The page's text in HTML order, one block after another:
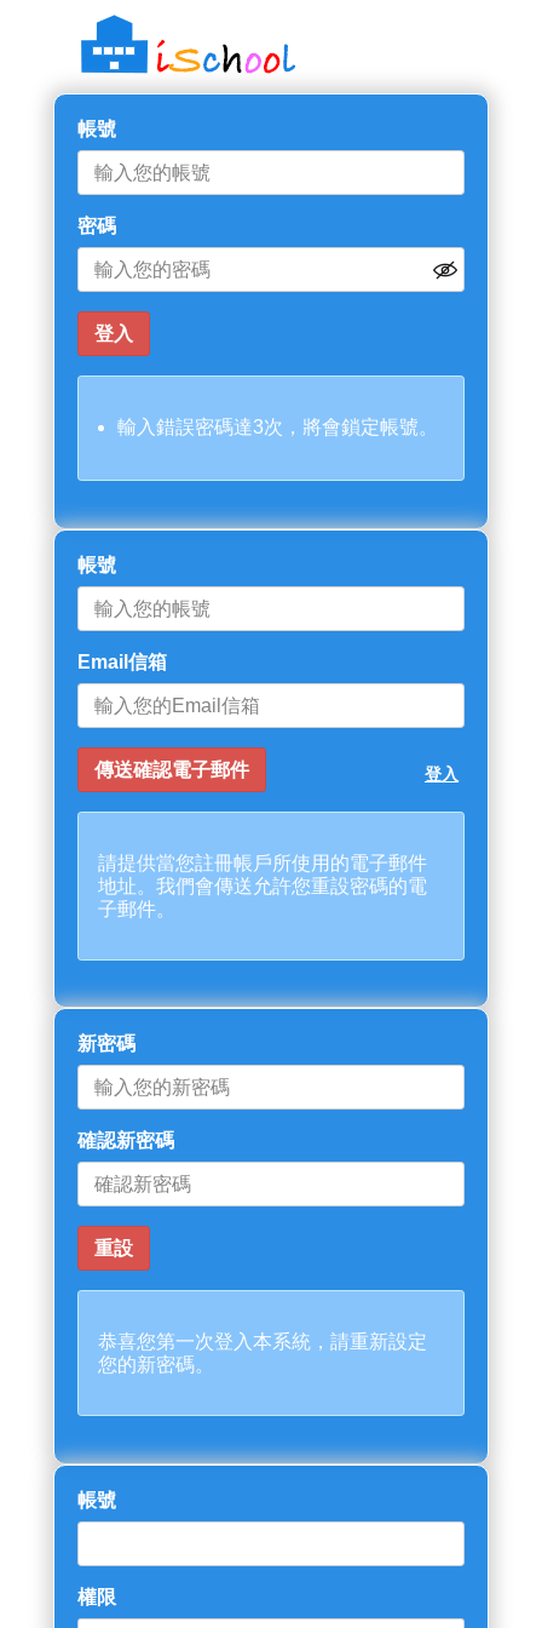
帳號
密碼
輸入錯誤密碼達3次，將會鎖定帳號。
帳號
Email信箱
登入
請提供當您註冊帳戶所使用的電子郵件
地址。我們會傳送允許您重設密碼的電
子郵件。
新密碼
確認新密碼
恭喜您第一次登入本系統，請重新設定
您的新密碼。
帳號
權限